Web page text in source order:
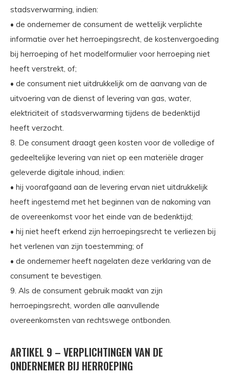
stadsverwarming, indien:
• de ondernemer de consument de wettelijk verplichte
informatie over het herroepingsrecht, de kostenvergoeding
bij herroeping of het modelformulier voor herroeping niet
heeft verstrekt, of;
• de consument niet uitdrukkelijk om de aanvang van de
uitvoering van de dienst of levering van gas, water,
elektriciteit of stadsverwarming tijdens de bedenktijd
heeft verzocht.
8. De consument draagt geen kosten voor de volledige of
gedeeltelijke levering van niet op een materiële drager
geleverde digitale inhoud, indien:
• hij voorafgaand aan de levering ervan niet uitdrukkelijk
heeft ingestemd met het beginnen van de nakoming van
de overeenkomst voor het einde van de bedenktijd;
• hij niet heeft erkend zijn herroepingsrecht te verliezen bij
het verlenen van zijn toestemming; of
• de ondernemer heeft nagelaten deze verklaring van de
consument te bevestigen.
9. Als de consument gebruik maakt van zijn
herroepingsrecht, worden alle aanvullende
overeenkomsten van rechtswege ontbonden.
ARTIKEL 9 – VERPLICHTINGEN VAN DE
ONDERNEMER BIJ HERROEPING